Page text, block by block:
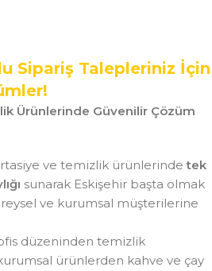
Sipariş Talepleriniz İçin
Ürünlerinde Güvenilir Çözüm
ve temizlik ürünlerindetek
sunarak Eskişehir başta olmak
ve kurumsal müşterilerine
düzeninden temizlik
ürünlerden kahve ve çay